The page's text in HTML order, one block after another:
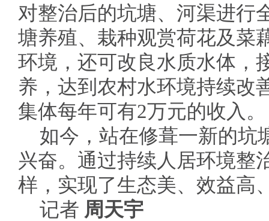
对整治后的坑塘、河渠进行
塘养殖、栽种观赏荷花及菜
环境，还可改良水质水体，
养，达到农村水环境持续改
集体每年可有2万元的收入。
如今，站在修葺一新的坑
兴奋。通过持续人居环境整
样，实现了生态美、效益高
记者 周天宇